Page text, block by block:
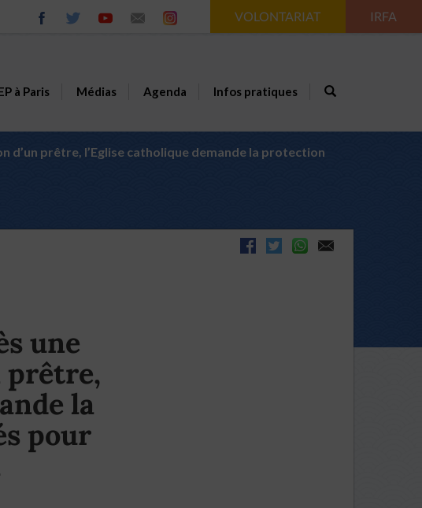
VOLONTARIAT IRFA
à Paris Médias Agenda Infos pratiques
d’un prêtre, l’Eglise catholique demande la protection
une
prêtre,
la
pour